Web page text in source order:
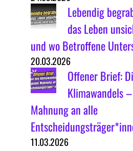
Lebendig
das Leben
und wo Betroffene
20.03.2026
Offener Brief:
Klimawandels
Mahnung an alle
11.03.2026